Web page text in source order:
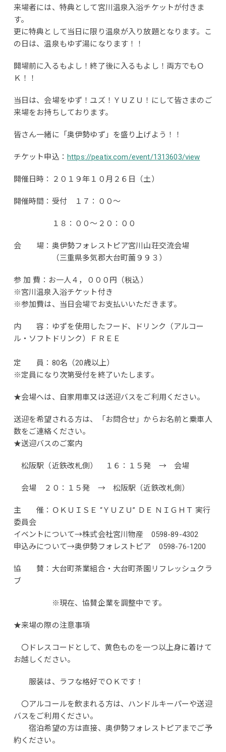
来場者には、特典として宮川温泉入浴チケットが付きま
す。
更に特典として当日に限り温泉が入り放題となります。こ
の日は、温泉もゆず湯になります！！
開場前に入るもよし！終了後に入るもよし！両方でもＯ
Ｋ！！
当日は、会場をゆず！ユズ！ＹＵＺＵ！にして皆さまのご
来場をお持ちしております。
皆さん一緒に「奥伊勢ゆず」を盛り上げよう！！
チケット申込： https://peatix.com/event/1313603/view
開催日時：２０１９年１０月２６日（土）
開催時間：受付 １７：００～
１８：００～２０：００
会 場：奥伊勢フォレストピア宮川山荘交流会場
（三重県多気郡大台町薗９９３）
参 加 費：お一人４，０００円（税込）
※宮川温泉入浴チケット付き
※参加費は、当日会場でお支払いいただきます。
内 容：ゆずを使用したフード、ドリンク（アルコー
ル・ソフトドリンク）ＦＲＥＥ
定 員：80名（20歳以上）
※定員になり次第受付を終了いたします。
★会場へは、自家用車又は送迎バスをご利用ください。
送迎を希望される方は、「お問合せ」からお名前と乗車人
数をご連絡ください。
★送迎バスのご案内
松阪駅（近鉄改札側） １６：１５発 → 会場
会場 ２０：１５発 → 松阪駅（近鉄改札側）
主 催：ＯＫＵＩＳＥ “ＹＵＺＵ” ＤＥ ＮＩＧＨＴ 実行
委員会
イベントについて→株式会社宮川物産 0598-89-4302
申込みについて→奥伊勢フォレストピア 0598-76-1200
協 賛：大台町茶業組合・大台町茶園リフレッシュクラ
ブ
※現在、協賛企業を調整中です。
★来場の際の注意事項
〇ドレスコードとして、黄色ものを一つ以上身に着けて
お越しください。
服装は、ラフな格好でＯＫです！
〇アルコールを飲まれる方は、ハンドルキーパーや送迎
バスをご利用ください。
宿泊希望の方は直接、奥伊勢フォレストピアまでご予
約ください。